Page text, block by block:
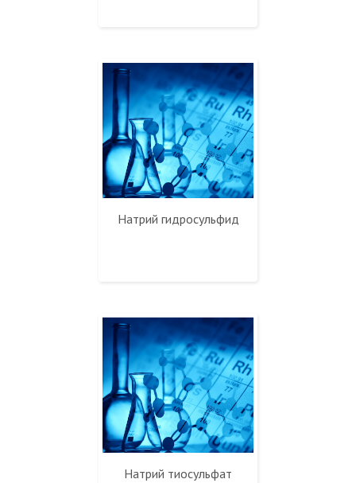
Натрий гидросульфид
Натрий тиосульфат